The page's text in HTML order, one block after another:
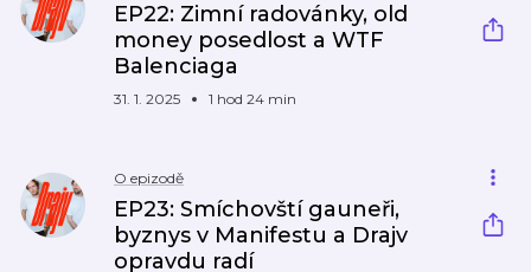
EP22: Zimní radovánky, old
money posedlost a WTF
Balenciaga
31. 1. 2025 1 hod 24 min
O epizodě
EP23: Smíchovští gauneři,
byznys v Manifestu a Drajv
opravdu radí